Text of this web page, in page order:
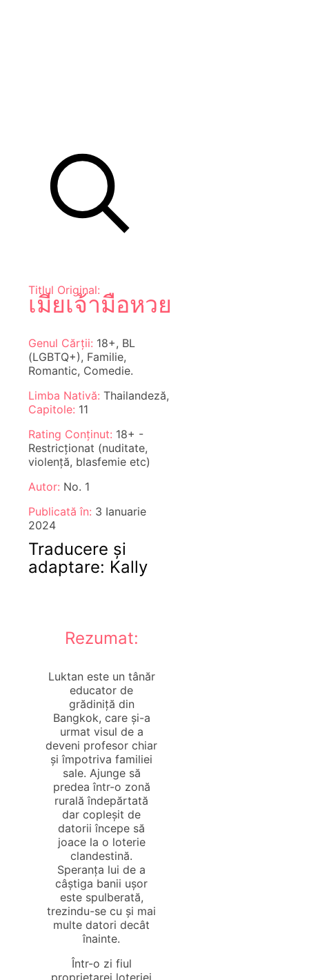
Titlul Original:
เมียเจ้ามือหวย
Genul Cărții: 18+, BL
(LGBTQ+), Familie,
Romantic, Comedie.
Limba Nativă: Thailandeză,
Capitole: 11
Rating Conținut: 18+ -
Restricționat (nuditate,
violență, blasfemie etc)
Autor: No. 1
Publicată în: 3 Ianuarie
2024
Traducere și
adaptare: Kally
Rezumat:
Luktan este un tânăr
educator de
grădiniță din
Bangkok, care și-a
urmat visul de a
deveni profesor chiar
și împotriva familiei
sale. Ajunge să
predea într-o zonă
rurală îndepărtată
dar copleșit de
datorii începe să
joace la o loterie
clandestină.
Speranța lui de a
câștiga banii ușor
este spulberată,
trezindu-se cu și mai
multe datori decât
înainte.
Într-o zi fiul